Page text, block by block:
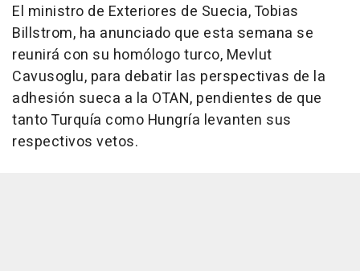
El ministro de Exteriores de Suecia, Tobias
Billstrom, ha anunciado que esta semana se
reunirá con su homólogo turco, Mevlut
Cavusoglu, para debatir las perspectivas de la
adhesión sueca a la OTAN, pendientes de que
tanto Turquía como Hungría levanten sus
respectivos vetos.